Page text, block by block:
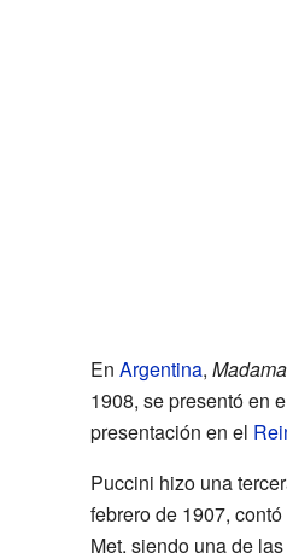
En Argentina,
1908, se presentó en
presentación en el
Puccini hizo una
febrero de 1907,
Met, siendo una de